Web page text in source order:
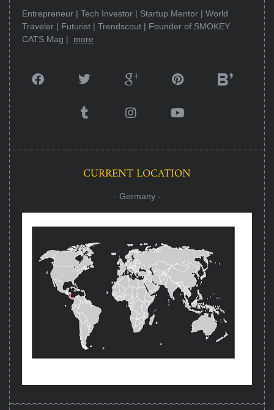
Entrepreneur | Tech Investor | Startup Mentor | World
Traveler | Futurist | Trendscout | Founder of SMOKEY
CATS Mag | more
CURRENT LOCATION
- Germany -